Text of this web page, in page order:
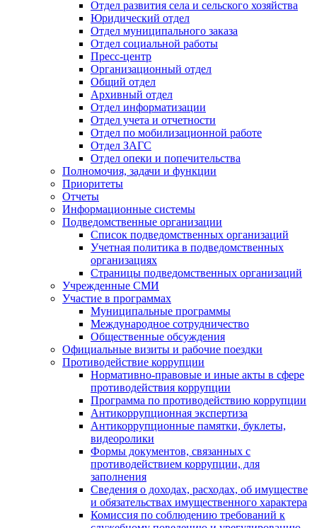
Отдел развития села и сельского хозяйства
Юридический отдел
Отдел муниципального заказа
Отдел социальной работы
Пресс-центр
Организационный отдел
Общий отдел
Архивный отдел
Отдел информатизации
Отдел учета и отчетности
Отдел по мобилизационной работе
Отдел ЗАГС
Отдел опеки и попечительства
Полномочия, задачи и функции
Приоритеты
Отчеты
Информационные системы
Подведомственные организации
Список подведомственных организаций
Учетная политика в подведомственных
организациях
Страницы подведомственных организаций
Учрежденные СМИ
Участие в программах
Муниципальные программы
Международное сотрудничество
Общественные обсуждения
Официальные визиты и рабочие поездки
Противодействие коррупции
Нормативно-правовые и иные акты в сфере
противодействия коррупции
Программа по противодействию коррупции
Антикоррупционная экспертиза
Антикоррупционные памятки, буклеты,
видеоролики
Формы документов, связанных с
противодействием коррупции, для
заполнения
Сведения о доходах, расходах, об имуществе
и обязательствах имущественного характера
Комиссия по соблюдению требований к